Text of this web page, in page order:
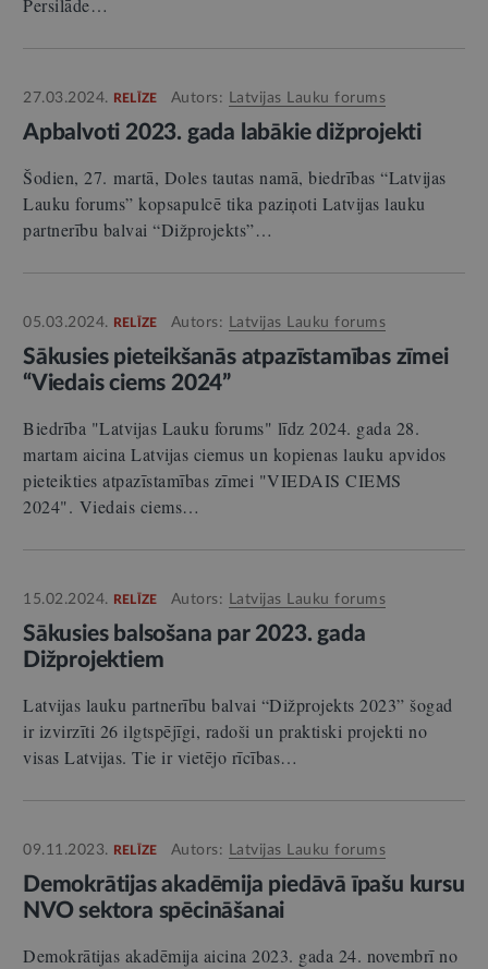
Persilāde…
27.03.2024. RELĪZE Autors: Latvijas Lauku forums
Apbalvoti 2023. gada labākie dižprojekti
Šodien, 27. martā, Doles tautas namā, biedrības “Latvijas
Lauku forums” kopsapulcē tika paziņoti Latvijas lauku
partnerību balvai “Dižprojekts”…
05.03.2024. RELĪZE Autors: Latvijas Lauku forums
Sākusies pieteikšanās atpazīstamības zīmei
“Viedais ciems 2024”
Biedrība "Latvijas Lauku forums" līdz 2024. gada 28.
martam aicina Latvijas ciemus un kopienas lauku apvidos
pieteikties atpazīstamības zīmei "VIEDAIS CIEMS
2024". Viedais ciems…
15.02.2024. RELĪZE Autors: Latvijas Lauku forums
Sākusies balsošana par 2023. gada
Dižprojektiem
Latvijas lauku partnerību balvai “Dižprojekts 2023” šogad
ir izvirzīti 26 ilgtspējīgi, radoši un praktiski projekti no
visas Latvijas. Tie ir vietējo rīcības…
09.11.2023. RELĪZE Autors: Latvijas Lauku forums
Demokrātijas akadēmija piedāvā īpašu kursu
NVO sektora spēcināšanai
Demokrātijas akadēmija aicina 2023. gada 24. novembrī no